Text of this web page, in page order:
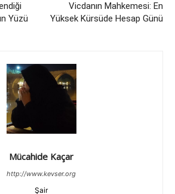
Yüzü
Vicdanın Mahkemesi: En
Yüksek Kürsüde Hesap Günü
Mücahide Kaçar
http://www.kevser.org
Şair